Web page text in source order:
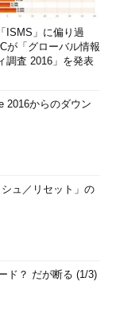
ISMS」に偏り過
「グローバル情報
調査 2016」を発表
2016からのダウン
ュ／リセット」の
ド？ だが断る (1/3)